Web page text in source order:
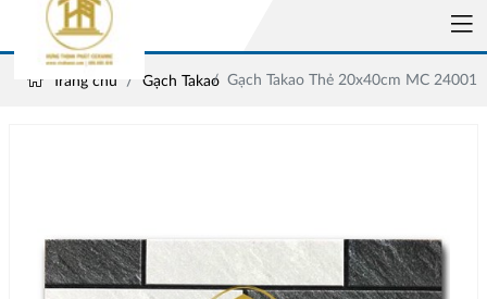
Trang chủ Gạch Takao Gạch Takao Thẻ 20x40cm MC 24001